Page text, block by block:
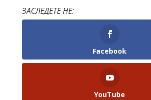
ЗАСЛЕДЕТЕ НЕ:
Facebook
YouTube